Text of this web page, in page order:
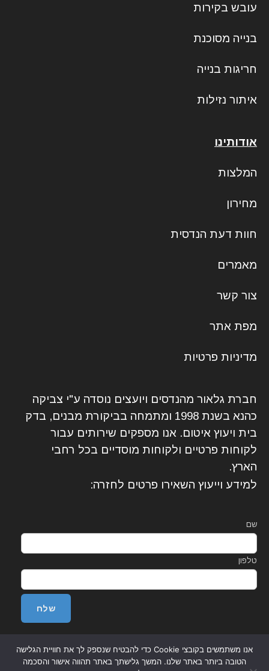
עובש בקירות
בנייה מסוכנת
חריגות בנייה
איתור נזילות
אודותינו
המלצות
מחירון
חוות דעת הנדסית
מאמרים
צור קשר
מפת אתר
מדיניות פרטיות
חברת גלאור מהנדסים ויועצים נוסדה ע"י צביקה
כהנא בשנת 1998 ומתמחה בביקורת מבנים, בדק
בית ויעוץ איטום. אנו מספקים שירותים עבור
לקוחות פרטיים ולקוחות מוסדיים בכל רחבי
הארץ.
למידע וייעוץ השאירו פרטים לחזרה:
שם
טלפון
אנו משתמשים בקובצי Cookie כדי להבטיח שנספק לך את חוויית הגלישה
הטובה ביותר באתר שלנו. המשך גלישתך באתר תהווה אישור והסכמה